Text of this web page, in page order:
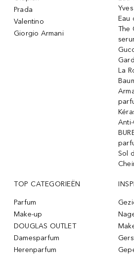
Prada
Valentino
Giorgio Armani
Eau
The
La
Sol
TOP CATEGORIEËN
Parfum
Make-up
DOUGLAS OUTLET
Damesparfum
Herenparfum